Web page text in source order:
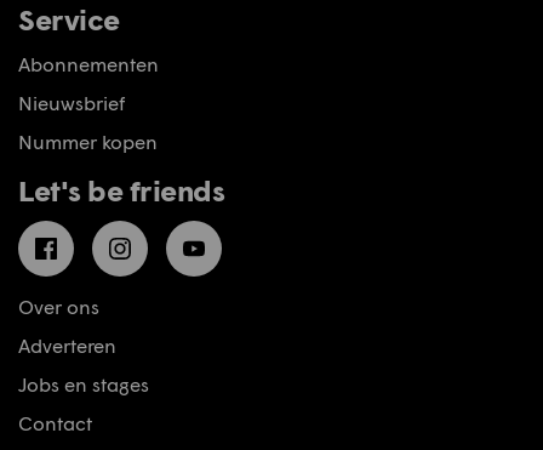
Service
Abonnementen
Nieuwsbrief
Nummer kopen
Let's be friends
FacebookInstagramYouTube
Over ons
Adverteren
Jobs en stages
Contact